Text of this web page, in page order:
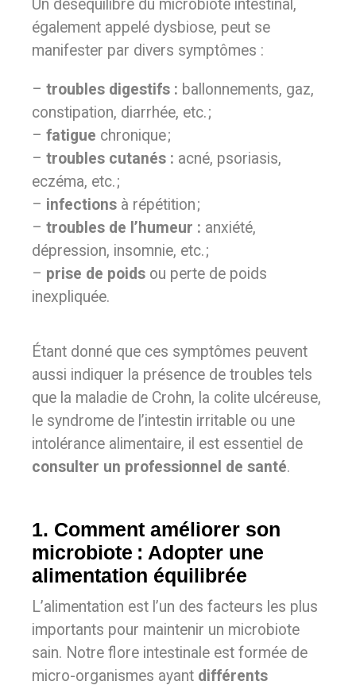
Un déséquilibre du microbiote intestinal,
également appelé dysbiose, peut se
manifester par divers symptômes :
– troubles digestifs : ballonnements, gaz,
constipation, diarrhée, etc. ;
– fatigue chronique ;
– troubles cutanés : acné, psoriasis,
eczéma, etc. ;
– infections à répétition ;
– troubles de l’humeur : anxiété,
dépression, insomnie, etc. ;
– prise de poids ou perte de poids
inexpliquée.
Étant donné que ces symptômes peuvent
aussi indiquer la présence de troubles tels
que la maladie de Crohn, la colite ulcéreuse,
le syndrome de l’intestin irritable ou une
intolérance alimentaire, il est essentiel de
consulter un professionnel de santé.
1. Comment améliorer son
microbiote : Adopter une
alimentation équilibrée
L’alimentation est l’un des facteurs les plus
importants pour maintenir un microbiote
sain. Notre flore intestinale est formée de
micro-organismes ayant différents